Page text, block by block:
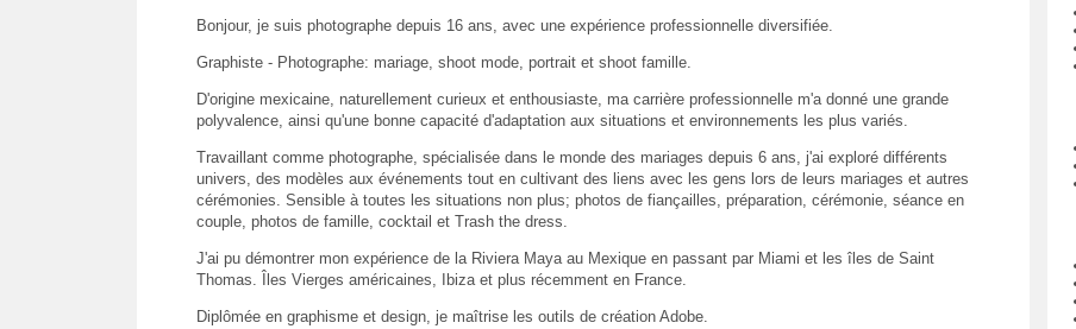
Bonjour, je suis photographe depuis 16 ans, avec une expérience professionnelle diversifiée.
Graphiste - Photographe: mariage, shoot mode, portrait et shoot famille.
D'origine mexicaine, naturellement curieux et enthousiaste, ma carrière professionnelle m'a donné une grande
polyvalence, ainsi qu'une bonne capacité d'adaptation aux situations et environnements les plus variés.
Travaillant comme photographe, spécialisée dans le monde des mariages depuis 6 ans, j'ai exploré différents
univers, des modèles aux événements tout en cultivant des liens avec les gens lors de leurs mariages et autres
cérémonies. Sensible à toutes les situations non plus; photos de fiançailles, préparation, cérémonie, séance en
couple, photos de famille, cocktail et Trash the dress.
J'ai pu démontrer mon expérience de la Riviera Maya au Mexique en passant par Miami et les îles de Saint
Thomas. Îles Vierges américaines, Ibiza et plus récemment en France.
Diplômée en graphisme et design, je maîtrise les outils de création Adobe.